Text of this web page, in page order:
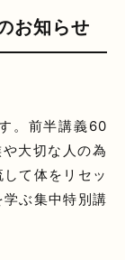
お知らせ
。前半講義60
大切な人の為
て体をリセッ
ぶ集中特別講